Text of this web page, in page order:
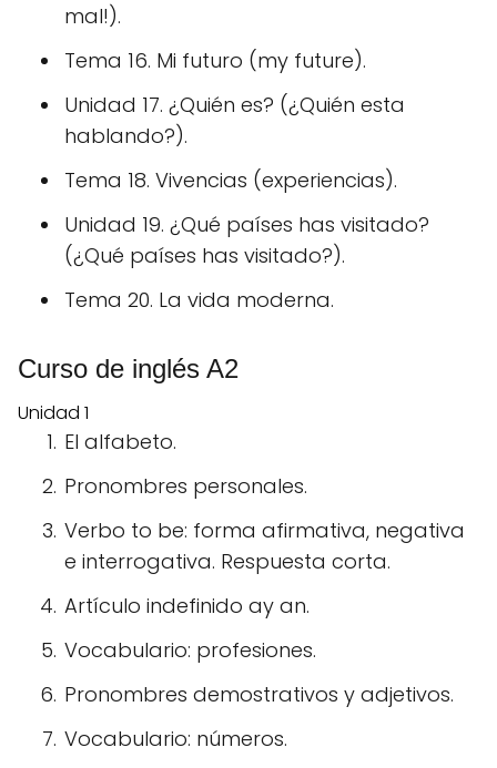
mal!).
Tema 16. Mi futuro (my future).
Unidad 17. ¿Quién es? (¿Quién esta
hablando?).
Tema 18. Vivencias (experiencias).
Unidad 19. ¿Qué países has visitado?
(¿Qué países has visitado?).
Tema 20. La vida moderna.
Curso de inglés A2
Unidad 1
El alfabeto.
Pronombres personales.
Verbo to be: forma afirmativa, negativa
e interrogativa. Respuesta corta.
Artículo indefinido ay an.
Vocabulario: profesiones.
Pronombres demostrativos y adjetivos.
Vocabulario: números.